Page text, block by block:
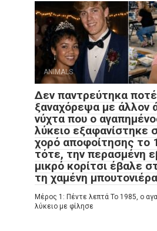
ANIMALS
Δεν παντρεύτηκα
ξαναχόρεψα με άλλον
νύχτα που ο
λύκειο εξαφανίστηκε
χορό αποφοίτησης το
τότε, την περασμένη
μικρό κορίτσι έβαλε
τη χαμένη
Μέρος 1: Πέντε λεπτά Το 1985, ο
λύκειο με φίλησε